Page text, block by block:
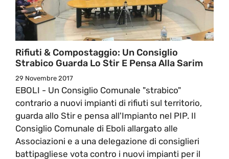
Rifiuti & Compostaggio: Un Consiglio
Strabico Guarda Lo Stir E Pensa Alla Sarim
29 Novembre 2017
EBOLI - Un Consiglio Comunale "strabico"
contrario a nuovi impianti di rifiuti sul territorio,
guarda allo Stir e pensa all'Impianto nel PIP. Il
Consiglio Comunale di Eboli allargato alle
Associazioni e a una delegazione di consiglieri
battipagliese vota contro i nuovi impianti per il